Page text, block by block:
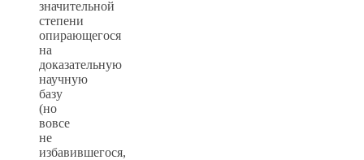
значительной
степени
опирающегося
на
доказательную
научную
базу
(но
вовсе
не
избавившегося,